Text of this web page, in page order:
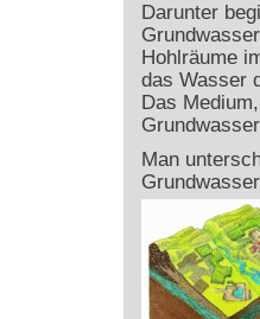
Darunter
Hohlräume
das Wasser
Das
Man